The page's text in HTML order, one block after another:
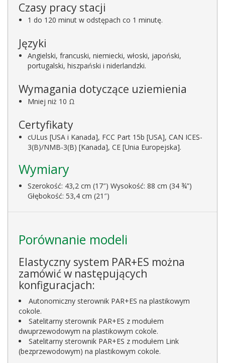
Czasy pracy stacji
1 do 120 minut w odstępach co 1 minutę.
Języki
Angielski, francuski, niemiecki, włoski, japoński,
portugalski, hiszpański i niderlandzki.
Wymagania dotyczące uziemienia
Mniej niż 10 Ω
Certyfikaty
cULus [USA i Kanada], FCC Part 15b [USA], CAN ICES-
3(B)/NMB-3(B) [Kanada], CE [Unia Europejska].
Wymiary
Szerokość: 43,2 cm (17″) Wysokość: 88 cm (34 ¾”)
Głębokość: 53,4 cm (21″)
Porównanie modeli
Elastyczny system PAR+ES można
zamówić w następujących
konfiguracjach:
Autonomiczny sterownik PAR+ES na plastikowym
cokole.
Satelitarny sterownik PAR+ES z modułem
dwuprzewodowym na plastikowym cokole.
Satelitarny sterownik PAR+ES z modułem Link
(bezprzewodowym) na plastikowym cokole.